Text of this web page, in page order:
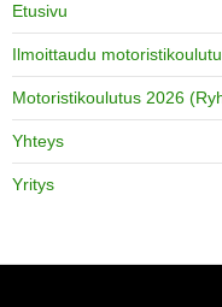
Etusivu
Ilmoittaudu
Motoristikoulutus 2026
Yhteys
Yritys